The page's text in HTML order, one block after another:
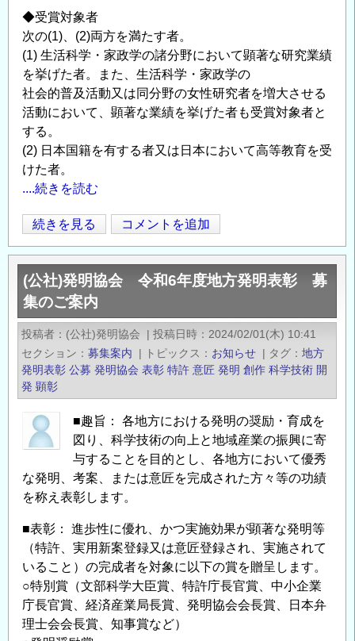
ア・
ス
ク
ウ
ォ
ド
フ
ス
カ
＝
ュ
リ
ー
賞）
公
募
ご
案
の
◆受賞対象者
次の(1)、(2)両方を満たす者。
(1) 生活科学・家政学の諸分野において顕著な研究業績
を挙げた者。また、生活科学・家政学の
社会的普及活動又は同分野の女性研究者を増大させる
活動において、顕著な業績を挙げた者も受賞対象者と
する。
(2) 日本国籍を有する者又は日本において高等教育を受
けた者。
....続きを読む
お
茶
の
水
女
子
大
学
賞：
第
9
村
み
ち
よ
賞
募
集
の
続きを見る コメントを追加
(公社)発明協会 令和6年度地方発明表彰 募
集のご案内
投稿者 (公社)発明協会 | 投稿日時
2024/02/01(木) 10:41
セクション
募集案内 | トピックス お知らせ | タグ
地方
発明表彰 公募 発明協会 表彰 特許 意匠 発明 創作 科学技術 開
発 顕彰
■趣旨： 各地方における発明の奨励・育成を
図り、科学技術の向上と地域産業の振興に寄
与することを目的とし、各地方において優秀
な発明、考案、または意匠を完成された方々等の功績
を称え表彰します。
■表彰： 進歩性に優れ、かつ実施効果が顕著な発明等
（特許、実用新案登録又は意匠登録され、実施されて
いること）の完成者を対象に以下の賞を贈呈します。
○特別賞（文部科学大臣賞、特許庁長官賞、中小企業
庁長官賞、経済産業局長賞、発明協会会長賞、日本弁
理士会会長賞、知事賞など）